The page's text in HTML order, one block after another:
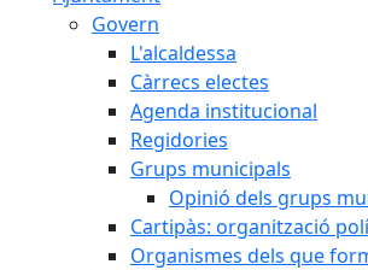
Govern
L'alcaldessa
Càrrecs electes
Agenda institucional
Regidories
Grups municipals
Opinió dels grups
Cartipàs: organització
Organismes dels que